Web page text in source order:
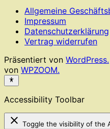
Allgemeine
Impressum
Datenschutzerklärung
Vertrag widerrufen
Präsentiert von WordPress.
von WPZOOM.
Accessibility Toolbar
close Toggle the visibility of the